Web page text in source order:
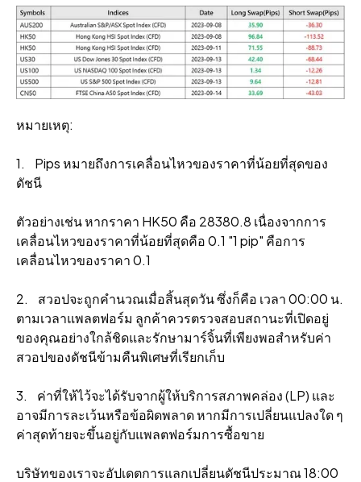
หมายเหตุ:
1. Pips หมายถึงการเคลื่อนไหวของราคาที่น้อยที่สุดของ
ดัชนี
ตัวอย่างเช่น หากราคา HK50 คือ 28380.8 เนื่องจากการ
เคลื่อนไหวของราคาที่น้อยที่สุดคือ 0.1 "1 pip" คือการ
เคลื่อนไหวของราคา 0.1
2. สวอปจะถูกคํานวณเมื่อสิ้นสุดวัน ซึ่งก็คือ เวลา 00:00 น.
ตามเวลาแพลตฟอร์ม ลูกค้าควรตรวจสอบสถานะที่เปิดอยู่
ของคุณอย่างใกล้ชิดและรักษามาร์จิ้นที่เพียงพอสําหรับค่า
สวอปของดัชนีข้ามคืนพิเศษที่เรียกเก็บ
3. ค่าที่ให้ไว้จะได้รับจากผู้ให้บริการสภาพคล่อง (LP) และ
อาจมีการละเว้นหรือข้อผิดพลาด หากมีการเปลี่ยนแปลงใด ๆ
ค่าสุดท้ายจะขึ้นอยู่กับแพลตฟอร์มการซื้อขาย
บริษัทของเราจะอัปเดตการแลกเปลี่ยนดัชนีประมาณ 18:00